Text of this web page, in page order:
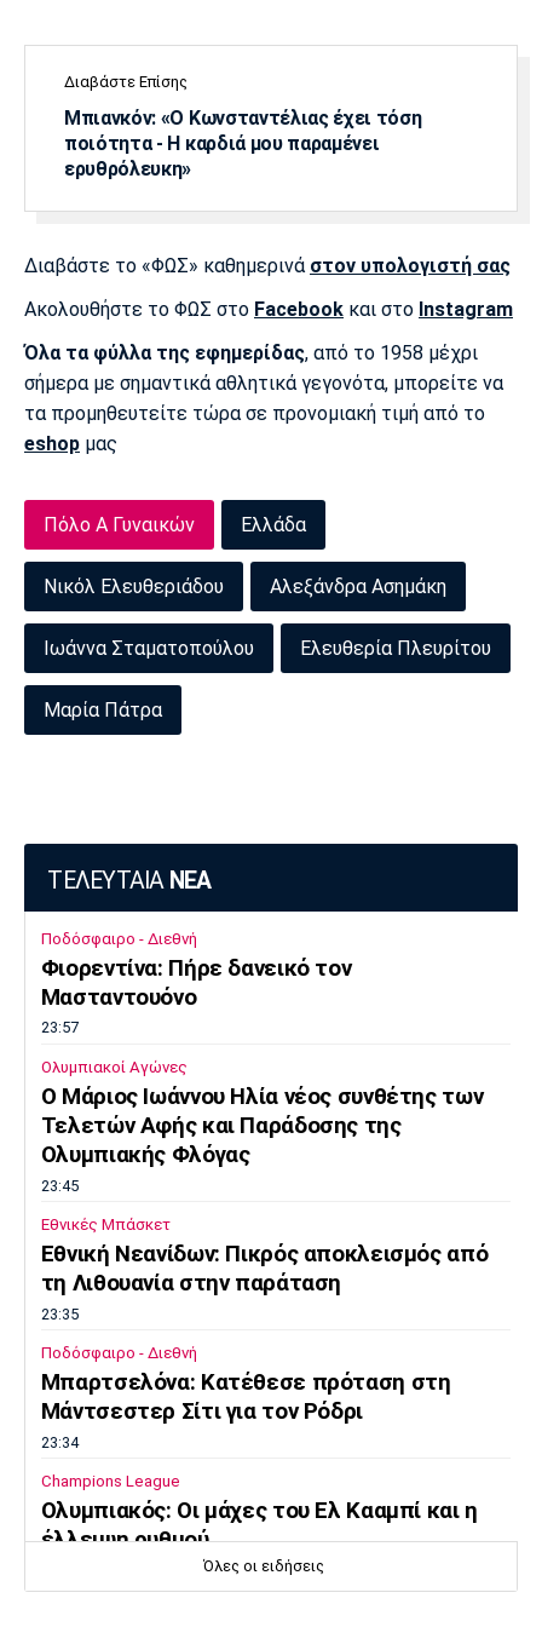
Διαβάστε Επίσης
Μπιανκόν: «Ο Κωνσταντέλιας έχει τόση
ποιότητα - Η καρδιά μου παραμένει
ερυθρόλευκη»
Διαβάστε το «ΦΩΣ» καθημερινά στον υπολογιστή σας
Ακολουθήστε το ΦΩΣ στο Facebook και στο Instagram
Όλα τα φύλλα της εφημερίδας, από το 1958 μέχρι
σήμερα με σημαντικά αθλητικά γεγονότα, μπορείτε να
τα προμηθευτείτε τώρα σε προνομιακή τιμή από το
eshop μας
Πόλο Α Γυναικών Ελλάδα
Νικόλ Ελευθεριάδου Αλεξάνδρα Ασημάκη
Ιωάννα Σταματοπούλου Ελευθερία Πλευρίτου
Μαρία Πάτρα
ΤΕΛΕΥΤΑΙΑ ΝΕΑ
Ποδόσφαιρο - Διεθνή
Φιορεντίνα: Πήρε δανεικό τον
Μασταντουόνο
23:57
Ολυμπιακοί Αγώνες
O Μάριος Ιωάννου Ηλία νέος συνθέτης των
Τελετών Αφής και Παράδοσης της
Ολυμπιακής Φλόγας
23:45
Εθνικές Μπάσκετ
Εθνική Νεανίδων: Πικρός αποκλεισμός από
τη Λιθουανία στην παράταση
23:35
Ποδόσφαιρο - Διεθνή
Μπαρτσελόνα: Κατέθεσε πρόταση στη
Μάντσεστερ Σίτι για τον Ρόδρι
23:34
Champions League
Ολυμπιακός: Οι μάχες του Ελ Κααμπί και η
έλλειψη ρυθμού
Όλες οι ειδήσεις